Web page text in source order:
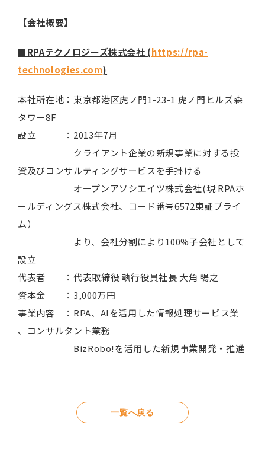
【会社概要】
■RPAテクノロジーズ株式会社 (https://rpa-
technologies.com)
本社所在地：東京都港区虎ノ門1-23-1 虎ノ門ヒルズ森
タワー8F
設立 ：2013年7月
クライアント企業の新規事業に対する投
資及びコンサルティングサービスを手掛ける
オープンアソシエイツ株式会社(現:RPAホ
ールディングス株式会社、コード番号6572東証プライ
ム）
より、会社分割により100%子会社として
設立
代表者 ：代表取締役 執行役員社長 大角 暢之
資本金 ：3,000万円
事業内容 ：RPA、AIを活用した情報処理サービス業
、コンサルタント業務
BizRobo!を活用した新規事業開発・推進
一覧へ戻る